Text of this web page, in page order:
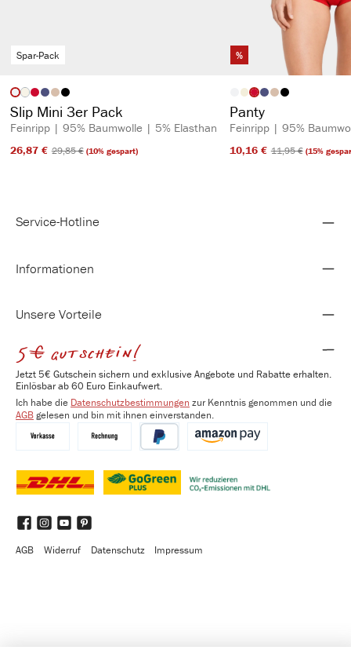
Spar-Pack
Artikelfarbe
(Diese Option ist zurzeit nicht verfügbar.)
Slip Mini 3er Pack
Feinripp | 95% Baumwolle | 5% Elasthan
26,87 €​ 29,85 €​(10% gespart)
%
Artikelfarbe
Panty
Feinripp | 95%
10,16 €​ 11,95 €​(15%
Service-Hotline
Informationen
Unsere Vorteile
5€ gutschein!
Jetzt 5€ Gutschein sichern und exklusive Angebote und Rabatte erhalten.
Einlösbar ab 60 Euro Einkaufwert.
Ich habe die Datenschutzbestimmungen zur Kenntnis genommen und die
AGBgelesen und bin mit ihnen einverstanden.
FacebookInstagram
YouTubePinterest
AGB
Widerruf Datenschutz Impressum